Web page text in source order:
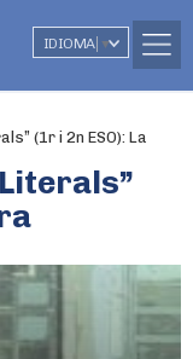
IDIOMA ▼
(1r i 2n ESO): La